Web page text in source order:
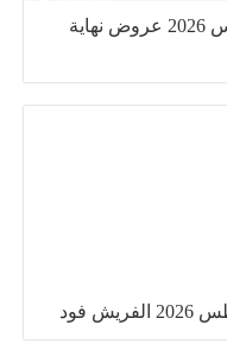
عروض هايبروان اليوم 6 – 8 أغسطس 2026 عروض نهاية